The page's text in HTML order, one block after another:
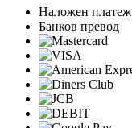
Наложен платеж
Банков превод